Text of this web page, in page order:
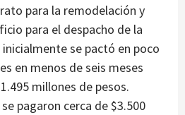
para la remodelación y
para el despacho de la
se pactó en poco
en menos de seis meses
millones de pesos.
pagaron cerca de $3.500